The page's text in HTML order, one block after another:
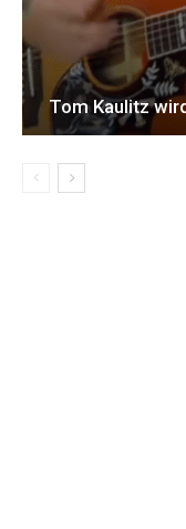
Tom Kaulitz